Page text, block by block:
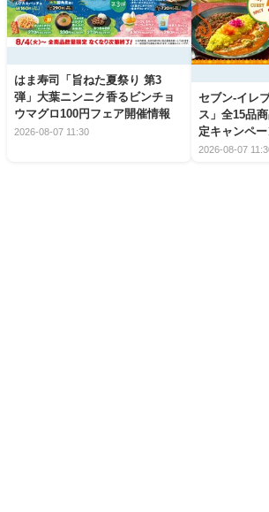
はま寿司「旨ねた夏祭り 第3
弾」大葉ニンニク香るビンチョ
ウマグロ100円フェア開催情報
2026-08-07 11:30
セブン‐イレ
ス」全15品
定キャンペ
2026-08-07